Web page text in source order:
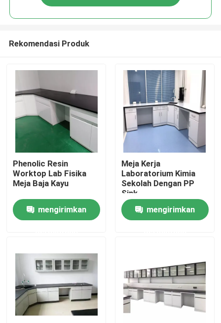
Rumah
Produk
Tentang kami
Kontrol kualitas
Hubungi kami
Rekomendasi Produk
Phenolic Resin
Worktop Lab Fisika
Meja Baja Kayu
mengirimkan
Meja Kerja
Laboratorium Kimia
Sekolah Dengan PP
Sink
mengirimkan